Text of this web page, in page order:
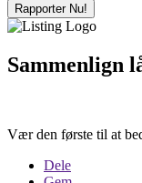
Rapporter Nu!
Sammenlign
Vær den første til at
Dele